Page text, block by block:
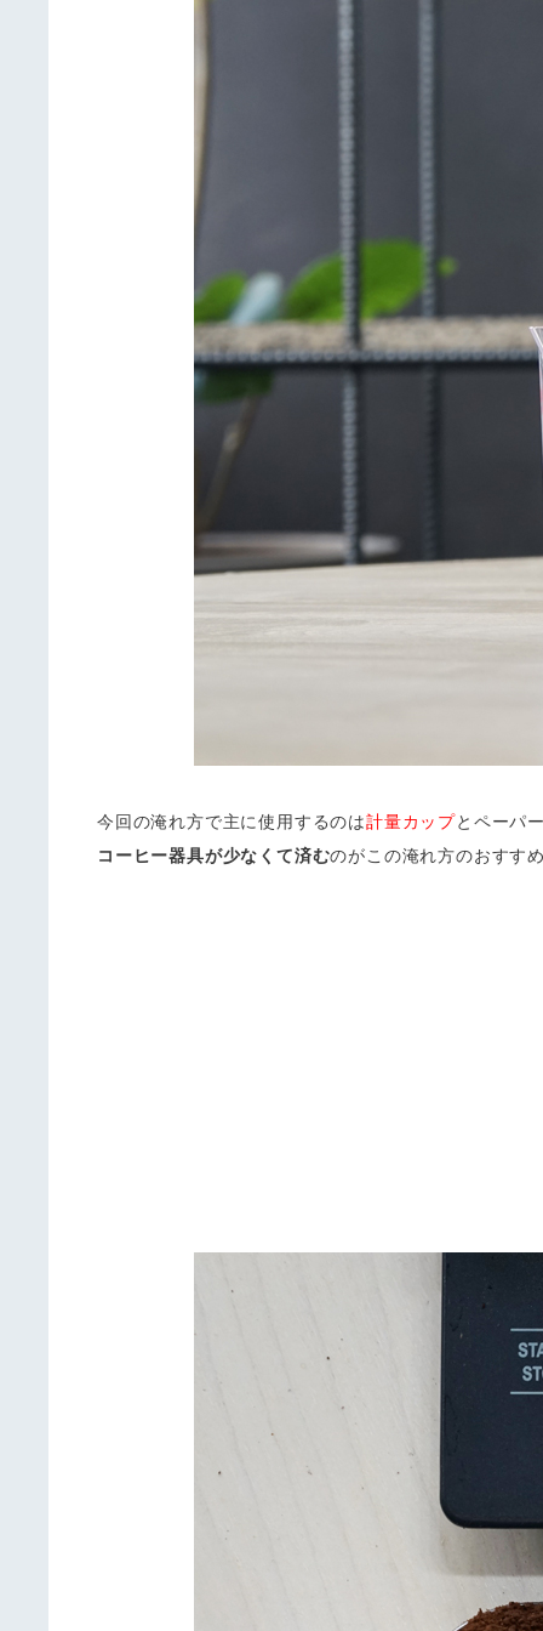
今回の淹れ方で主に使用するのは計量カップとペーパ
コーヒー器具が少なくて済むのがこの淹れ方のおすす